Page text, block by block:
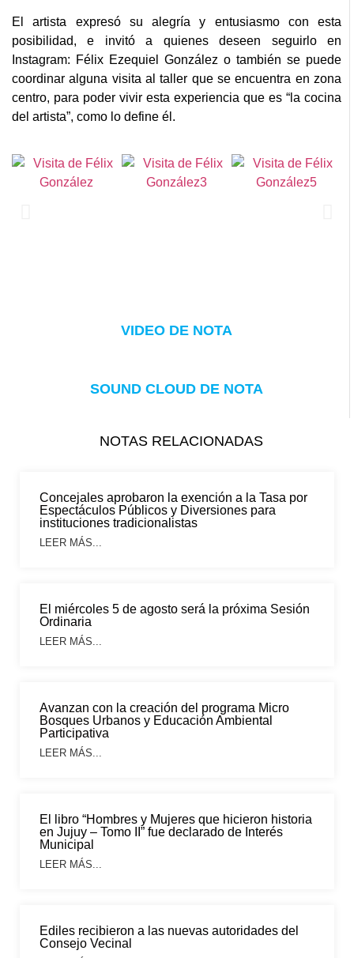
El artista expresó su alegría y entusiasmo con esta
posibilidad, e invitó a quienes deseen seguirlo en
Instagram: Félix Ezequiel González o también se puede
coordinar alguna visita al taller que se encuentra en zona
centro, para poder vivir esta experiencia que es “la cocina
del artista”, como lo define él.
VIDEO DE NOTA
SOUND CLOUD DE NOTA
NOTAS RELACIONADAS
Concejales aprobaron la exención a la Tasa por
Espectáculos Públicos y Diversiones para
instituciones tradicionalistas
LEER MÁS...
El miércoles 5 de agosto será la próxima Sesión
Ordinaria
LEER MÁS...
Avanzan con la creación del programa Micro
Bosques Urbanos y Educación Ambiental
Participativa
LEER MÁS...
El libro “Hombres y Mujeres que hicieron historia
en Jujuy – Tomo II” fue declarado de Interés
Municipal
LEER MÁS...
Ediles recibieron a las nuevas autoridades del
Consejo Vecinal